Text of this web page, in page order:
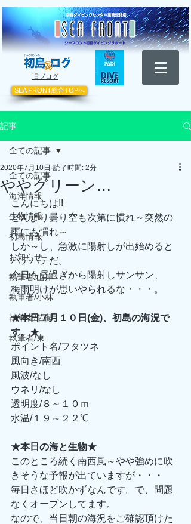
​旧ブログ
SEA FRONT総合TOPへ
記事
全ての記事
海洋情報
生物情報
初島情報
お知らせ
執筆者/山岸
執筆者/小林
執筆者/佐藤
執筆者/東
全ての記事
ややグリーン…
2020年7月10日 読了時間: 2分
こんにちは!!
どんより曇り空も次第に慣れ～突然の
雨にも慣れ～
しか～し、急激に陽射しが出始めると
バテバテだ。
今日も昼過ぎから陽射しサンサン、
梅雨明けが思いやられるな・・・。
★本日７月１０日(金)、初島の海況で
す。★
ポイント名/フタツネ
風向き/南西
風波/なし
ウネリ/なし
透明度/８～１０ｍ
水温/１９～２２℃
★本日の海と生物★
このところ続く南西風～やや強めに吹
きそうな予報が出ていますが・・・
毎日さほど吹かずなんです。で、問題
なくオープンしてます。
なので、当日朝の海況をご確認頂けた